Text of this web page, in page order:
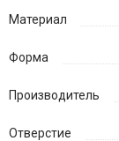
Материал
Форма
Производитель
Отверстие